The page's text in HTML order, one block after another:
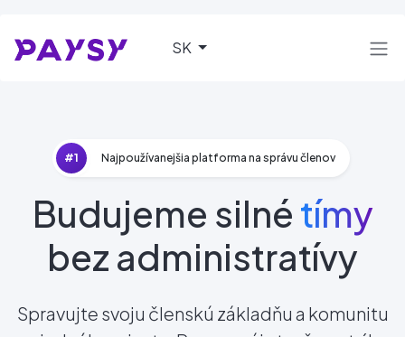
SK
#1 Najpoužívanejšia platforma na správu členov
Budujeme silné tímy
bez administratívy
Spravujte svoju členskú základňu a komunitu